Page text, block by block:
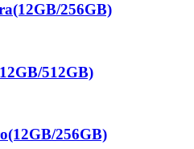
256GB)
512GB)
256GB)